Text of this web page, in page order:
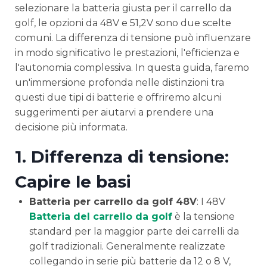
selezionare la batteria giusta per il carrello da
golf, le opzioni da 48V e 51,2V sono due scelte
comuni. La differenza di tensione può influenzare
in modo significativo le prestazioni, l'efficienza e
l'autonomia complessiva. In questa guida, faremo
un'immersione profonda nelle distinzioni tra
questi due tipi di batterie e offriremo alcuni
suggerimenti per aiutarvi a prendere una
decisione più informata.
1. Differenza di tensione:
Capire le basi
Batteria per carrello da golf 48V: I 48V
Batteria del carrello da golf è la tensione
standard per la maggior parte dei carrelli da
golf tradizionali. Generalmente realizzate
collegando in serie più batterie da 12 o 8 V,